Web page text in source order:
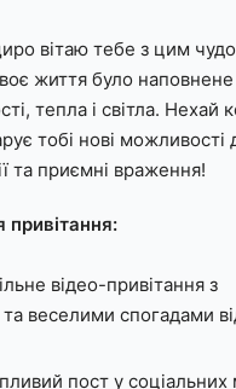
вітаю тебе з цим
життя було
тепла і світла. Нехай
тобі нові можливості
та приємні враження!
привітання:
відео-привітання з
веселими спогадами
пост у